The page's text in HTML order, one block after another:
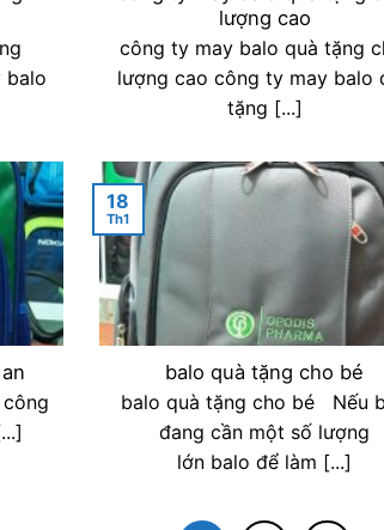
balo
lượng cao
công ty may balo quà tặng
lượng cao công ty may balo
tặng [...]
balo quà tặng cho bé
balo quà tặng cho bé Nếu
đang cần một số lượng
lớn balo để làm [...]
18
Th1